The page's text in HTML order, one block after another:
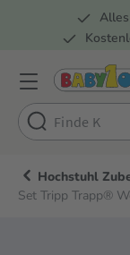
Zur
Hochstuhl
Set Tripp Trapp®